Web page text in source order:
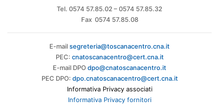
Tel. 0574 57.85.02 – 0574 57.85.32
Fax 0574 57.85.08
E-mailsegreteria@toscanacentro.cna.it
PEC: cnatoscanacentro@cert.cna.it
E-mail DPOdpo@cnatoscanacentro.it
PEC DPO: dpo.cnatoscanacentro@cert.cna.it
Informativa Privacy associati
Informativa Privacy fornitori